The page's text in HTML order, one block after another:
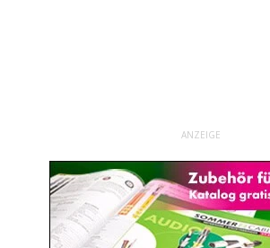
ANZEIGE